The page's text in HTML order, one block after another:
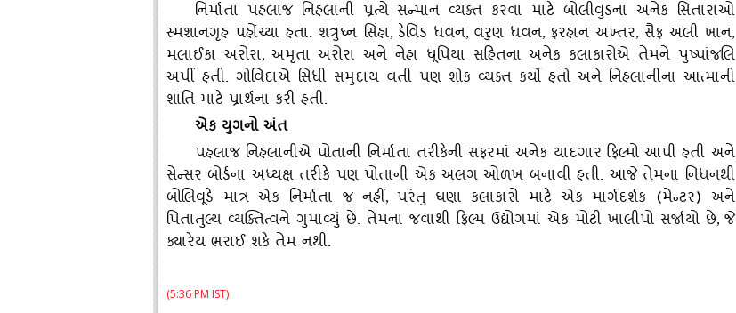
નિર્માતા પહલાજ નિહલાની પ્રત્યે સન્માન વ્યક્ત કરવા માટે બોલીવુડના અનેક સિતારાઓ
સ્મશાનગૃહ પહોંચ્યા હતા. શત્રુઘ્ન સિંહા, ડેવિડ ધવન, વરુણ ધવન, ફરહાન અખ્તર, સૈફ અલી ખાન,
મલાઈકા અરોરા, અમૃતા અરોરા અને નેહા ધૂપિયા સહિતના અનેક કલાકારોએ તેમને પુષ્પાંજલિ
અર્પી હતી. ગોવિંદાએ સિંધી સમુદાય વતી પણ શોક વ્યક્ત કર્યો હતો અને નિહલાનીના આત્માની
શાંતિ માટે પ્રાર્થના કરી હતી.
એક યુગનો અંત
પહલાજ નિહલાનીએ પોતાની નિર્માતા તરીકેની સફરમાં અનેક યાદગાર ફિલ્મો આપી હતી અને
સેન્સર બોર્ડના અધ્યક્ષ તરીકે પણ પોતાની એક અલગ ઓળખ બનાવી હતી. આજે તેમના નિધનથી
બોલિવૂડે માત્ર એક નિર્માતા જ નહીં,પરંતુ ઘણા કલાકારો માટે એક માર્ગદર્શક (મેન્ટર) અને
પિતાતુલ્ય વ્યક્તિત્વને ગુમાવ્યું છે. તેમના જવાથી ફિલ્મ ઉદ્યોગમાં એક મોટી ખાલીપો સર્જાયો છે, જે
ક્યારેય ભરાઈ શકે તેમ નથી.
(5:36 PM IST)